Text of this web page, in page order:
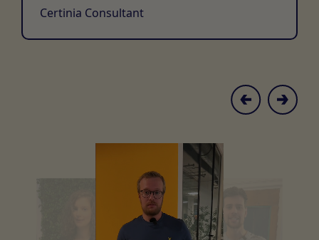
Certinia Consultant